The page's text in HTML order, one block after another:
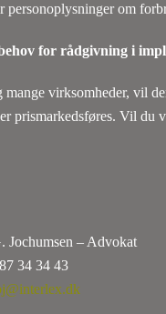
personoplysninger om
for rådgivning i
mange virksomheder, vil
prismarkedsføres. Vil du
Jochumsen – Advokat
34 34 43